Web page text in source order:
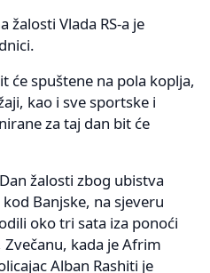
žalosti Vlada RS-a je
će spuštene na pola koplja,
kao i sve sportske i
za taj dan bit će
žalosti zbog ubistva
Banjske, na sjeveru
oko tri sata iza ponoći
kada je Afrim
Alban Rashiti je